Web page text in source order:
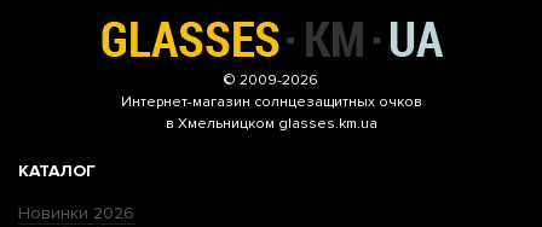
© 2009-2026
Интернет-магазин солнцезащитных очков
в Хмельницком glasses.km.ua
КАТАЛОГ
Новинки 2026